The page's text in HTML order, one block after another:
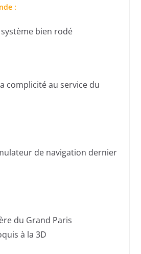
:
bien rodé
complicité au service du
de navigation dernier
du Grand Paris
à la 3D